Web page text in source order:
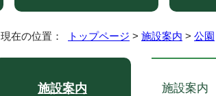
現在の位置： トップページ > 施設案内 > 公園
施設案内
施設案内